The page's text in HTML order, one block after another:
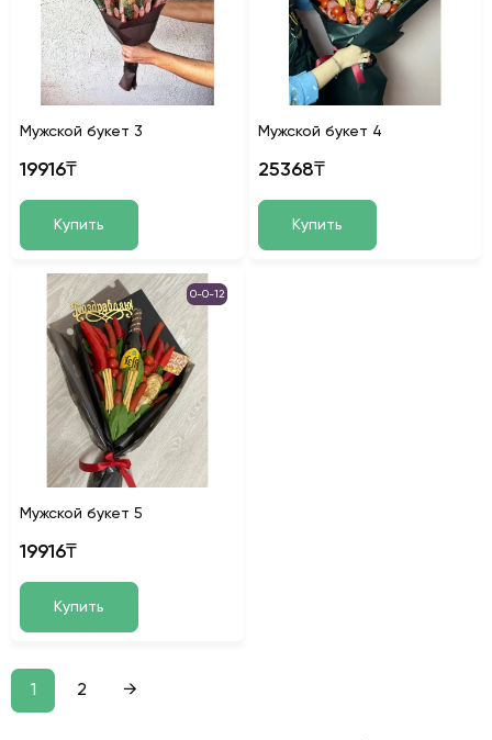
Мужской букет 3
19916₸
Купить
Мужской букет 4
25368₸
Купить
0-0-12
Мужской букет 5
19916₸
Купить
1 2 →